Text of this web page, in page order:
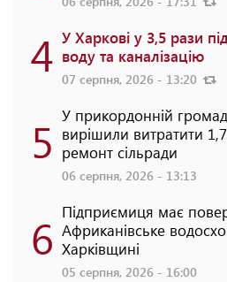
4 У Харкові у 3,5 рази
воду та каналізацію
07 серпня, 2026 - 13:20
5 У прикордонній
вирішили витратити
ремонт сільради
06 серпня, 2026 - 13:13
6 Підприємиця має
Африканівське
Харківщині
05 серпня, 2026 - 16:00